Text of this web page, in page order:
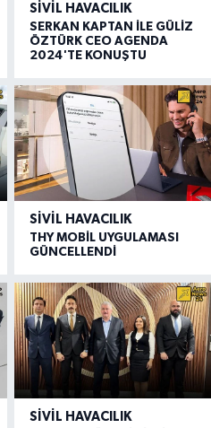
SIVIL HAVACILIK
SERKAN KAPTAN İLE GÜLİZ
ÖZTÜRK CEO AGENDA
2024'TE KONUŞTU
SIVIL HAVACILIK
THY MOBİL UYGULAMASI
GÜNCELLENDİ
SIVIL HAVACILIK